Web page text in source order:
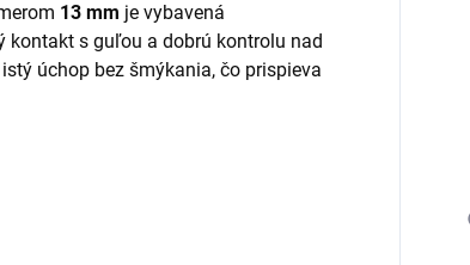
13 mm je vybavená
kontakt s guľou a dobrú kontrolu nad
úchop bez šmýkania, čo prispieva